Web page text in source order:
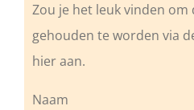
Zou je het leuk vinden
gehouden te worden via
hier aan.
Naam